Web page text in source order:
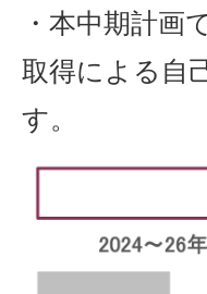
・本中期計画
取得による自
す。